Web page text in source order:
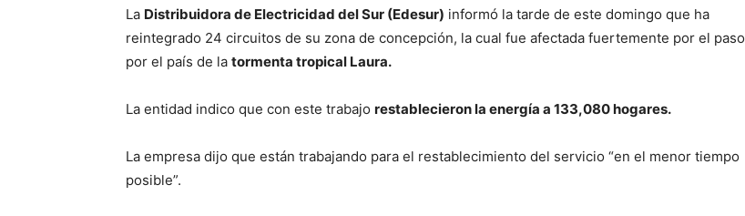
La Distribuidora de Electricidad del Sur (Edesur) informó la tarde de este domingo que ha
reintegrado 24 circuitos de su zona de concepción, la cual fue afectada fuertemente por el paso
por el país de la tormenta tropical Laura.
La entidad indico que con este trabajo restablecieron la energía a 133,080 hogares.
La empresa dijo que están trabajando para el restablecimiento del servicio “en el menor tiempo
posible”.